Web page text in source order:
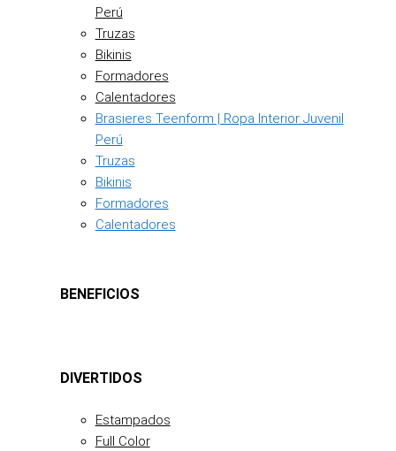
Perú
Truzas
Bikinis
Formadores
Calentadores
Brasieres Teenform | Ropa Interior Juvenil
Perú
Truzas
Bikinis
Formadores
Calentadores
BENEFICIOS
DIVERTIDOS
Estampados
Full Color